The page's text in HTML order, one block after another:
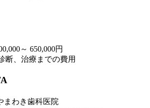
～ 650,000円
断、治療までの費用
まわき歯科医院